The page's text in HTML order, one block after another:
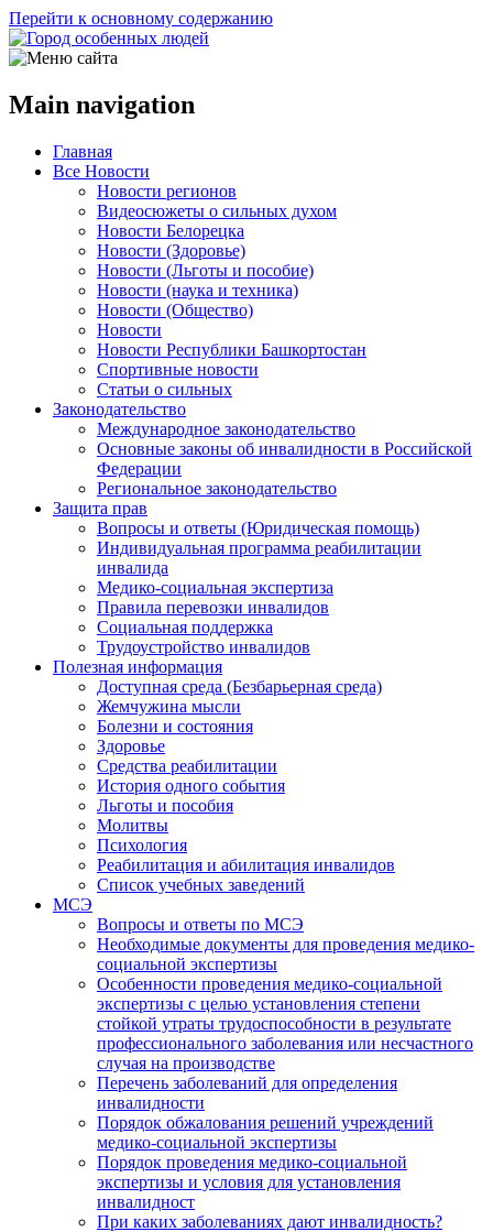
Перейти к основному содержанию
Main navigation
Главная
Все Новости
Новости регионов
Видеосюжеты о сильных духом
Новости Белорецка
Новости (Здоровье)
Новости (Льготы и пособие)
Новости (наука и техника)
Новости (Общество)
Новости
Новости Республики Башкортостан
Спортивные новости
Статьи о сильных
Законодательство
Международное законодательство
Основные законы об инвалидности в Российской
Федерации
Региональное законодательство
Защита прав
Вопросы и ответы (Юридическая помощь)
Индивидуальная программа реабилитации
инвалида
Медико-социальная экспертиза
Правила перевозки инвалидов
Социальная поддержка
Трудоустройство инвалидов
Полезная информация
Доступная среда (Безбарьерная среда)
Жемчужина мысли
Болезни и состояния
Здоровье
Средства реабилитации
История одного события
Льготы и пособия
Молитвы
Психология
Реабилитация и абилитация инвалидов
Список учебных заведений
МСЭ
Вопросы и ответы по МСЭ
Необходимые документы для проведения медико-
социальной экспертизы
Особенности проведения медико-социальной
экспертизы с целью установления степени
стойкой утраты трудоспособности в результате
профессионального заболевания или несчастного
случая на производстве
Перечень заболеваний для определения
инвалидности
Порядок обжалования решений учреждений
медико-социальной экспертизы
Порядок проведения медико-социальной
экспертизы и условия для установления
инвалидност
При каких заболеваниях дают инвалидность?